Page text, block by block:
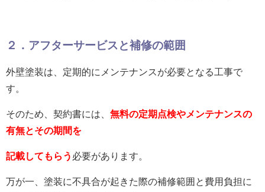
２．アフターサービスと補修の範囲
外壁塗装は、定期的にメンテナンスが必要となる工事で
す。
そのため、契約書には、 無料の定期点検やメンテナンスの
有無とその期間を
記載してもらう 必要があります。
万が一、塗装に不具合が起きた際の補修範囲と費用負担に